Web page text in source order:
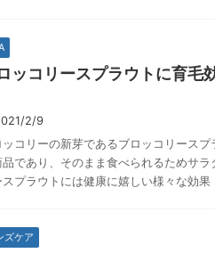
ッコリースプラウトに育毛
2/9
ッコリーの新芽であるブロッコリース
品であり、そのまま食べられるためサ
スプラウトには健康に嬉しい様々な効
ズケア